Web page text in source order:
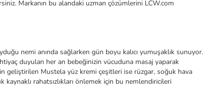
Markanın bu alandaki uzman çözümlerini LCW.com
nemi anında sağlarken gün boyu kalıcı yumuşaklık sunuyor.
duyulan her an bebeğinizin vücuduna masaj yaparak
geliştirilen Mustela yüz kremi çeşitleri ise rüzgar, soğuk hava
rahatsızlıkları önlemek için bu nemlendiricileri